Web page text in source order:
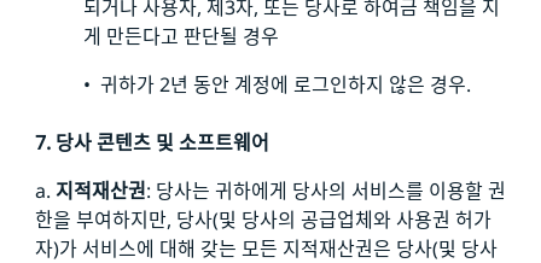
되거나 사용자, 제3자, 또는 당사로 하여금 책임을 지
게 만든다고 판단될 경우
• 귀하가 2년 동안 계정에 로그인하지 않은 경우.
7. 당사 콘텐츠 및 소프트웨어
a. 지적재산권: 당사는 귀하에게 당사의 서비스를 이용할 권
한을 부여하지만, 당사(및 당사의 공급업체와 사용권 허가
자)가 서비스에 대해 갖는 모든 지적재산권은 당사(및 당사